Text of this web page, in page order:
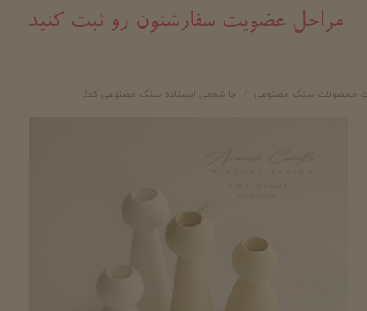
محصولات سنگ مصنوعی جا شمعی ایستاده سنگ مصنوعی کد2
مراحل عضویت سفارشتون رو ثبت کنید